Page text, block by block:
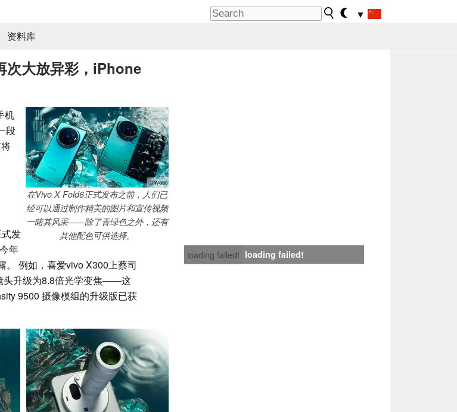
▼
资料库
次大放异彩，iPhone
ⓘ Weibo
在Vivo X Fold6正式发布之前，人们已
经可以通过制作精美的图片和宣传视频
一睹其风采——除了青绿色之外，还有
其他配色可供选择。
机
段
loading failed! loading failed!
发
年
。 例如，喜爱vivo X300上蔡司
头升级为8.8倍光学变焦——这
9500 摄像模组的升级版已获